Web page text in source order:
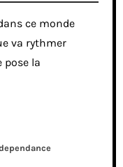
ce monde
va rythmer
pose la